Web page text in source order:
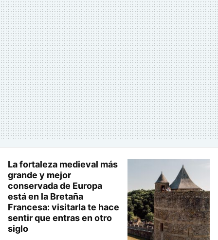
La fortaleza medieval más
grande y mejor
conservada de Europa
está en la Bretaña
Francesa: visitarla te hace
sentir que entras en otro
siglo